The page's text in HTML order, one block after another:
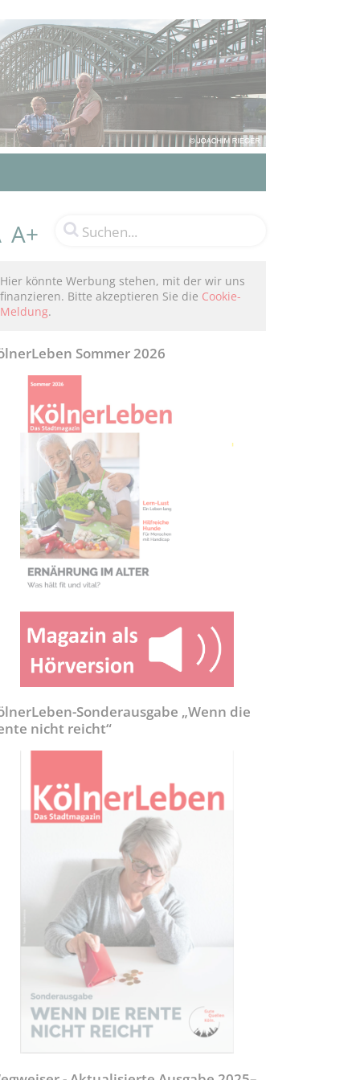
A+
Hier könnte Werbung stehen, mit der wir uns
finanzieren. Bitte akzeptieren Sie die Cookie-
Meldung.
Sommer 2026
Sonderausgabe „Wenn die
nicht reicht“